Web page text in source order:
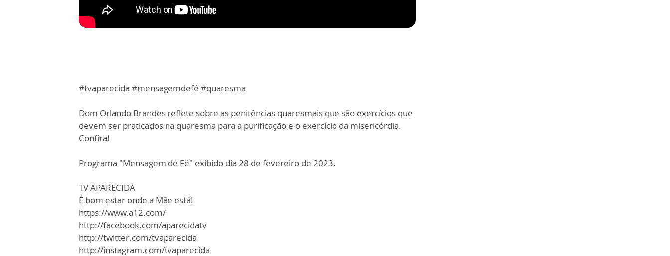
#tvaparecida #mensagemdefé #quaresma
Dom Orlando Brandes reflete sobre as penitências quaresmais que são exercícios que
devem ser praticados na quaresma para a purificação e o exercício da misericórdia.
Confira!
Programa "Mensagem de Fé" exibido dia 28 de fevereiro de 2023.
TV APARECIDA
É bom estar onde a Mãe está!
https://www.a12.com/
http://facebook.com/aparecidatv
http://twitter.com/tvaparecida
http://instagram.com/tvaparecida